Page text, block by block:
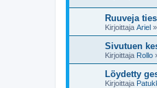
Ruuveja
Kirjoittaja Ariel »
Sivutuen
Kirjoittaja Rollo
Löydetty
Kirjoittaja